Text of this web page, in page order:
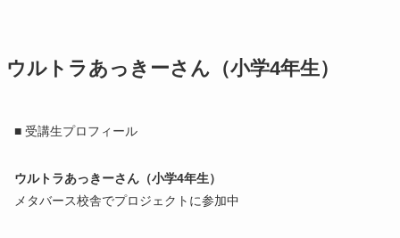
ウルトラあっきーさん（小学4年生）
■ 受講生プロフィール
ウルトラあっきーさん（小学4年生）
メタバース校舎でプロジェクトに参加中